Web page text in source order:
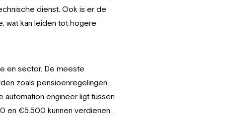
dienst. Ook is er de
wat kan leiden tot hogere
en sector. De meeste
zoals pensioenregelingen,
engineer ligt tussen
en €5.500 kunnen verdienen.